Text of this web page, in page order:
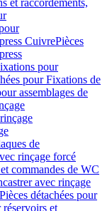
et raccordements,
CuivrePièces
pour
pour Fixations de
assemblages de
de
rinçage forcé
commandes de WC
avec rinçage
Pièces détachées pour
réservoirs et